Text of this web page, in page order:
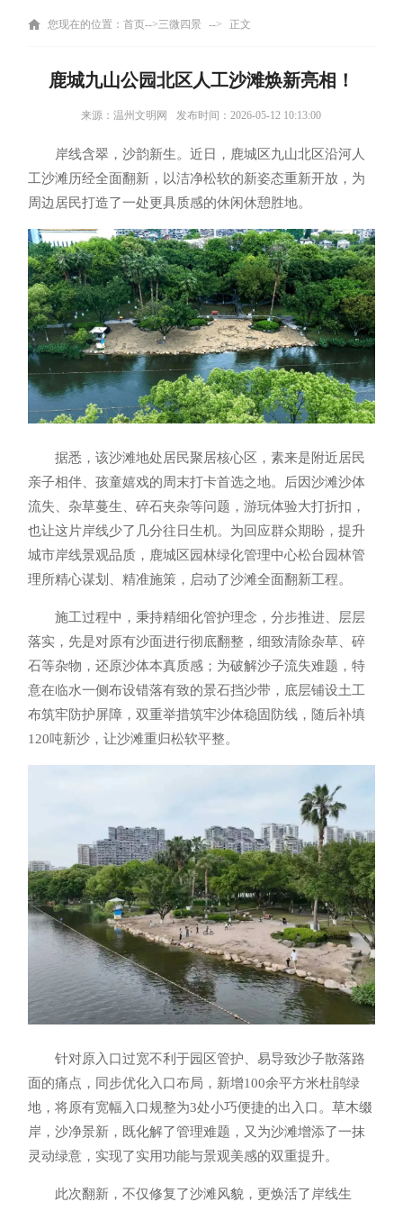
您现在的位置：首页-->三微四景 --> 正文
鹿城九山公园北区人工沙滩焕新亮相！
来源：温州文明网 发布时间：2026-05-12 10:13:00
岸线含翠，沙韵新生。近日，鹿城区九山北区沿河人
工沙滩历经全面翻新，以洁净松软的新姿态重新开放，为
周边居民打造了一处更具质感的休闲休憩胜地。
据悉，该沙滩地处居民聚居核心区，素来是附近居民
亲子相伴、孩童嬉戏的周末打卡首选之地。后因沙滩沙体
流失、杂草蔓生、碎石夹杂等问题，游玩体验大打折扣，
也让这片岸线少了几分往日生机。为回应群众期盼，提升
城市岸线景观品质，鹿城区园林绿化管理中心松台园林管
理所精心谋划、精准施策，启动了沙滩全面翻新工程。
施工过程中，秉持精细化管护理念，分步推进、层层
落实，先是对原有沙面进行彻底翻整，细致清除杂草、碎
石等杂物，还原沙体本真质感；为破解沙子流失难题，特
意在临水一侧布设错落有致的景石挡沙带，底层铺设土工
布筑牢防护屏障，双重举措筑牢沙体稳固防线，随后补填
120吨新沙，让沙滩重归松软平整。
针对原入口过宽不利于园区管护、易导致沙子散落路
面的痛点，同步优化入口布局，新增100余平方米杜鹃绿
地，将原有宽幅入口规整为3处小巧便捷的出入口。草木缀
岸，沙净景新，既化解了管理难题，又为沙滩增添了一抹
灵动绿意，实现了实用功能与景观美感的双重提升。
此次翻新，不仅修复了沙滩风貌，更焕活了岸线生